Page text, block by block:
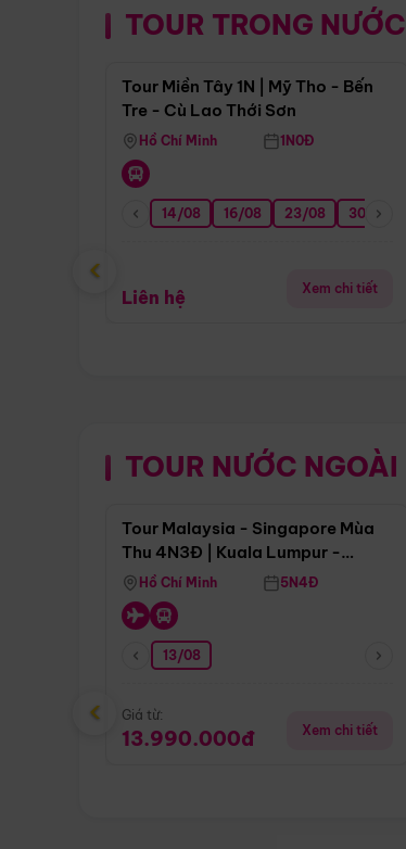
TOUR TRONG NƯỚC
Điểm nổi bật
Tour Miền Tây 1N | Mỹ Tho - Bến
Tre - Cù Lao Thới Sơn
Hồ Chí Minh 1N0Đ
14/08 16/08 23/08 30/08
Liên hệ Xem chi tiết
‹
TOUR NƯỚC NGOÀI
Điểm nổi bật
Tour Malaysia - Singapore Mùa
Thu 4N3Đ | Kuala Lumpur -
Malacca - Johor Baru -
Singapore
Hồ Chí Minh 5N4Đ
13/08
Giá từ:
13.990.000đ Xem chi tiết
‹